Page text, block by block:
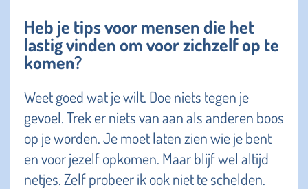
Heb je tips voor mensen die het
lastig vinden om voor zichzelf op te
komen?
Weet goed wat je wilt. Doe niets tegen je
gevoel. Trek er niets van aan als anderen boos
op je worden. Je moet laten zien wie je bent
en voor jezelf opkomen. Maar blijf wel altijd
netjes. Zelf probeer ik ook niet te schelden.